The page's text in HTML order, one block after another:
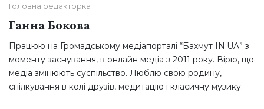
Головна редакторка
Ганна Бокова
Працюю на Громадському медіапорталі “Бахмут IN.UA” з
моменту заснування, в онлайн медіа з 2011 року. Вірю, що
медіа змінюють суспільство. Люблю свою родину,
спілкування в колі друзів, медитацію і класичну музику.